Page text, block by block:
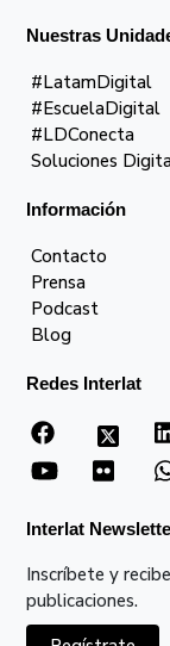
Nuestras
#LatamDigital
#EscuelaDigital
#LDConecta
Soluciones
Información
Contacto
Prensa
Podcast
Blog
Redes Interlat
Interlat
Inscríbete y
publicaciones.